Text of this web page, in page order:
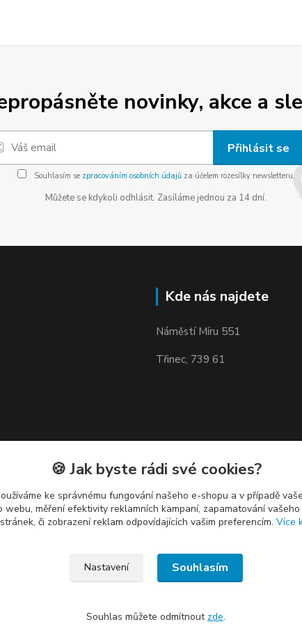
novinky, akce a
Přihlásit se
Souhlasím se zpracováním osobních údajůza účelem rozesílky newsletteru.
Můžete se kdykoli odhlásit. Zasíláme jednou za 14 dní.
Kde nás najdete
Náměstí Míru 551
Třinec, 739 61
🍪 Jak byste rádi své cookies?
ke správnému fungování našeho e-shopu a v případě
měření efektivity reklamních kampaní, zapamatování
či zobrazení reklam odpovídajících vašim preferencím. Více
Nastavení Souhlasím
Souhlas můžete odmítnout zde.